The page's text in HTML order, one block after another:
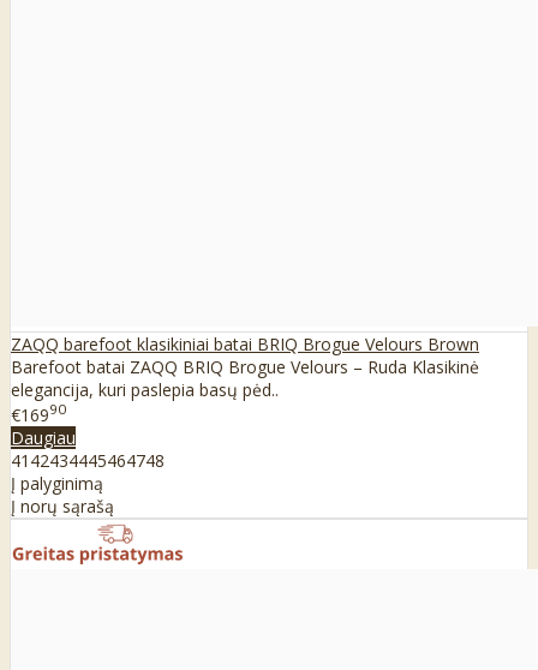
ZAQQ barefoot klasikiniai batai BRIQ Brogue Velours Brown
Barefoot batai ZAQQ BRIQ Brogue Velours – Ruda Klasikinė
elegancija, kuri paslepia basų pėd..
€16990
Daugiau
41 42434445464748
Į palyginimą
Į norų sąrašą